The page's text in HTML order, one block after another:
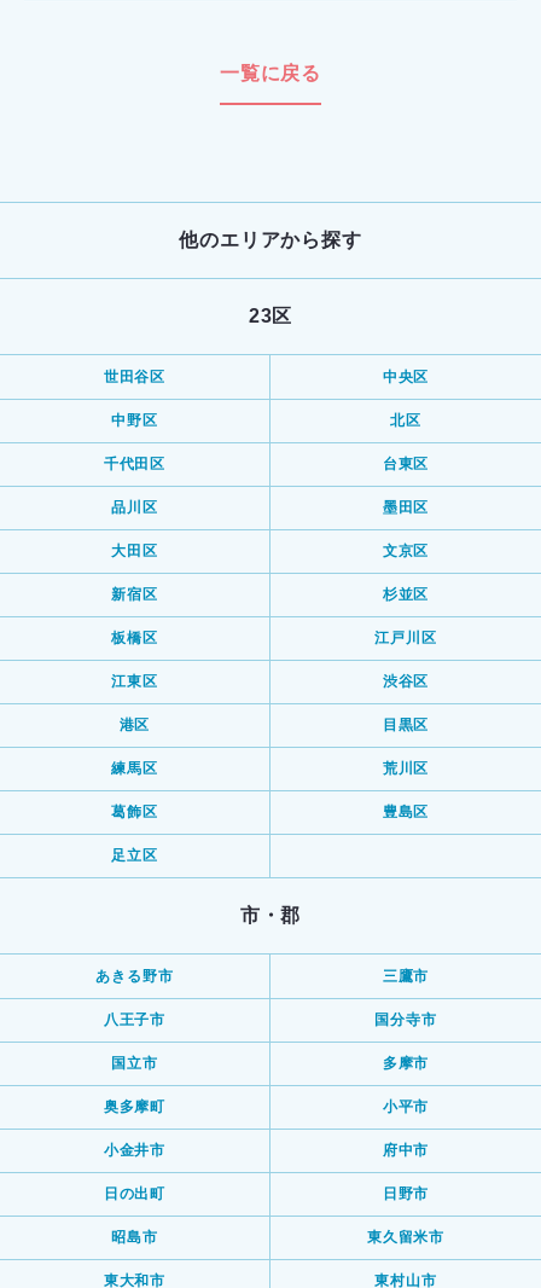
一覧に戻る
他のエリアから探す
23区
世田谷区 中央区
中野区 北区
千代田区 台東区
品川区 墨田区
大田区 文京区
新宿区 杉並区
板橋区 江戸川区
江東区 渋谷区
港区 目黒区
練馬区 荒川区
葛飾区 豊島区
足立区
市・郡
あきる野市 三鷹市
八王子市 国分寺市
国立市 多摩市
奥多摩町 小平市
小金井市 府中市
日の出町 日野市
昭島市 東久留米市
東大和市 東村山市